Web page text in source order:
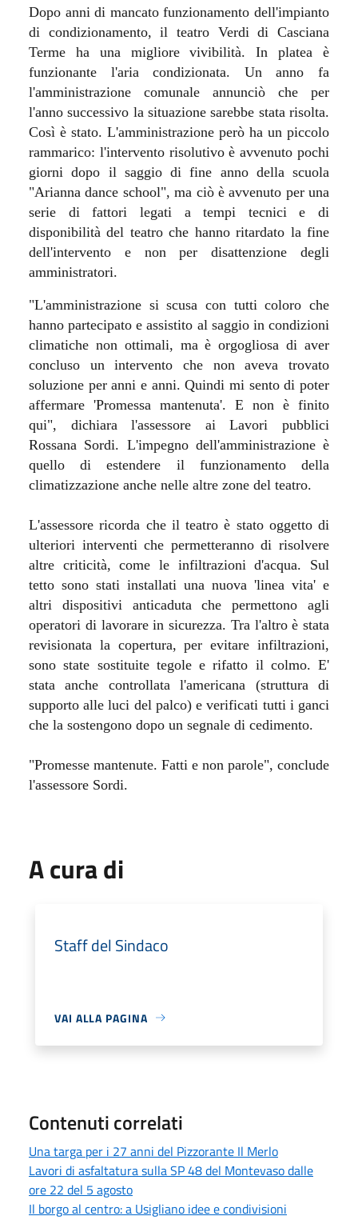
Dopo anni di mancato funzionamento dell'impianto
di condizionamento, il teatro Verdi di Casciana
Terme ha una migliore vivibilità. In platea è
funzionante l'aria condizionata. Un anno fa
l'amministrazione comunale annunciò che per
l'anno successivo la situazione sarebbe stata risolta.
Così è stato. L'amministrazione però ha un piccolo
rammarico: l'intervento risolutivo è avvenuto pochi
giorni dopo il saggio di fine anno della scuola
"Arianna dance school", ma ciò è avvenuto per una
serie di fattori legati a tempi tecnici e di
disponibilità del teatro che hanno ritardato la fine
dell'intervento e non per disattenzione degli
amministratori.
"L'amministrazione si scusa con tutti coloro che
hanno partecipato e assistito al saggio in condizioni
climatiche non ottimali, ma è orgogliosa di aver
concluso un intervento che non aveva trovato
soluzione per anni e anni. Quindi mi sento di poter
affermare 'Promessa mantenuta'. E non è finito
qui", dichiara l'assessore ai Lavori pubblici
Rossana Sordi. L'impegno dell'amministrazione è
quello di estendere il funzionamento della
climatizzazione anche nelle altre zone del teatro.
L'assessore ricorda che il teatro è stato oggetto di
ulteriori interventi che permetteranno di risolvere
altre criticità, come le infiltrazioni d'acqua. Sul
tetto sono stati installati una nuova 'linea vita' e
altri dispositivi anticaduta che permettono agli
operatori di lavorare in sicurezza. Tra l'altro è stata
revisionata la copertura, per evitare infiltrazioni,
sono state sostituite tegole e rifatto il colmo. E'
stata anche controllata l'americana (struttura di
supporto alle luci del palco) e verificati tutti i ganci
che la sostengono dopo un segnale di cedimento.
"Promesse mantenute. Fatti e non parole", conclude
l'assessore Sordi.
A cura di
Staff del Sindaco
VAI ALLA PAGINA
Contenuti correlati
Una targa per i 27 anni del Pizzorante Il Merlo
Lavori di asfaltatura sulla SP 48 del Montevaso dalle
ore 22 del 5 agosto
Il borgo al centro: a Usigliano idee e condivisioni